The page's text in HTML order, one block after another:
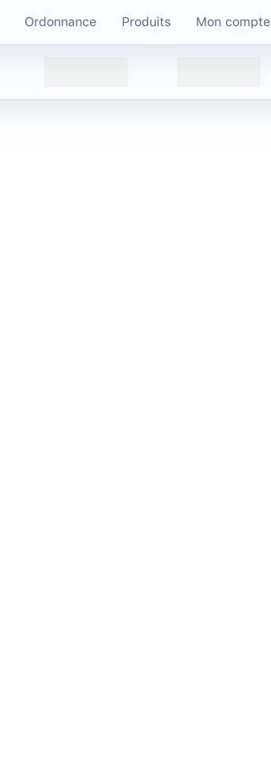
Ordonnance Produits Mon compte